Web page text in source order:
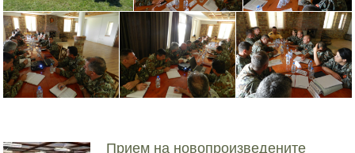
Прием на новопроизведените